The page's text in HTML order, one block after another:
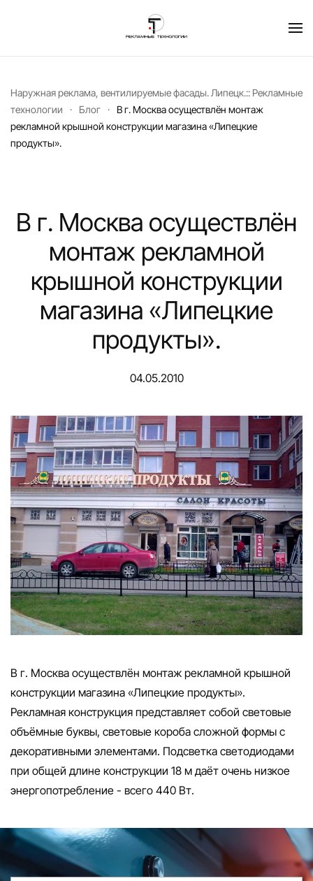
Перейти к содержимому
Наружная реклама, вентилируемые фасады. Липецк.:: Рекламные
технологии
Блог
В г. Москва осуществлён монтаж
рекламной крышной конструкции магазина «Липецкие
продукты».
В г. Москва осуществлён
монтаж рекламной
крышной конструкции
магазина «Липецкие
продукты».
04.05.2010
В г. Москва осуществлён монтаж рекламной крышной
конструкции магазина «Липецкие продукты».
Рекламная конструкция представляет собой световые
объёмные буквы, световые короба сложной формы с
декоративными элементами. Подсветка светодиодами
при общей длине конструкции 18 м даёт очень низкое
энергопотребление - всего 440 Вт.